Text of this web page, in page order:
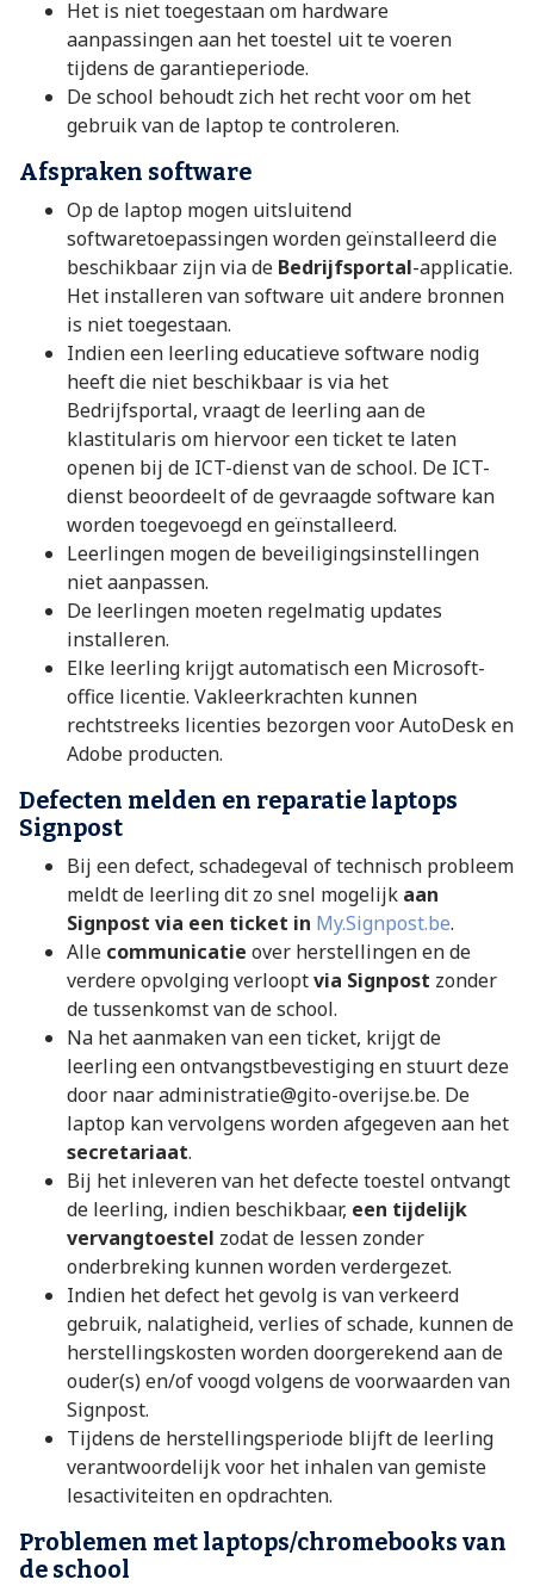
Het is niet toegestaan om hardware
aanpassingen aan het toestel uit te voeren
tijdens de garantieperiode.
De school behoudt zich het recht voor om het
gebruik van de laptop te controleren.
Afspraken software
Op de laptop mogen uitsluitend
softwaretoepassingen worden geïnstalleerd die
beschikbaar zijn via de Bedrijfsportal-applicatie.
Het installeren van software uit andere bronnen
is niet toegestaan.
Indien een leerling educatieve software nodig
heeft die niet beschikbaar is via het
Bedrijfsportal, vraagt de leerling aan de
klastitularis om hiervoor een ticket te laten
openen bij de ICT-dienst van de school. De ICT-
dienst beoordeelt of de gevraagde software kan
worden toegevoegd en geïnstalleerd.
Leerlingen mogen de beveiligingsinstellingen
niet aanpassen.
De leerlingen moeten regelmatig updates
installeren.
Elke leerling krijgt automatisch een Microsoft-
office licentie. Vakleerkrachten kunnen
rechtstreeks licenties bezorgen voor AutoDesk en
Adobe producten.
Defecten melden en reparatie laptops
Signpost
Bij een defect, schadegeval of technisch probleem
meldt de leerling dit zo snel mogelijk aan
Signpost via een ticket in My.Signpost.be.
Alle communicatie over herstellingen en de
verdere opvolging verlooptvia Signpost zonder
de tussenkomst van de school.
Na het aanmaken van een ticket, krijgt de
leerling een ontvangstbevestiging en stuurt deze
door naar administratie@gito-overijse.be. De
laptop kan vervolgens worden afgegeven aan het
secretariaat.
Bij het inleveren van het defecte toestel ontvangt
de leerling, indien beschikbaar, een tijdelijk
vervangtoestel zodat de lessen zonder
onderbreking kunnen worden verdergezet.
Indien het defect het gevolg is van verkeerd
gebruik, nalatigheid, verlies of schade, kunnen de
herstellingskosten worden doorgerekend aan de
ouder(s) en/of voogd volgens de voorwaarden van
Signpost.
Tijdens de herstellingsperiode blijft de leerling
verantwoordelijk voor het inhalen van gemiste
lesactiviteiten en opdrachten.
Problemen met laptops/chromebooks van
de school